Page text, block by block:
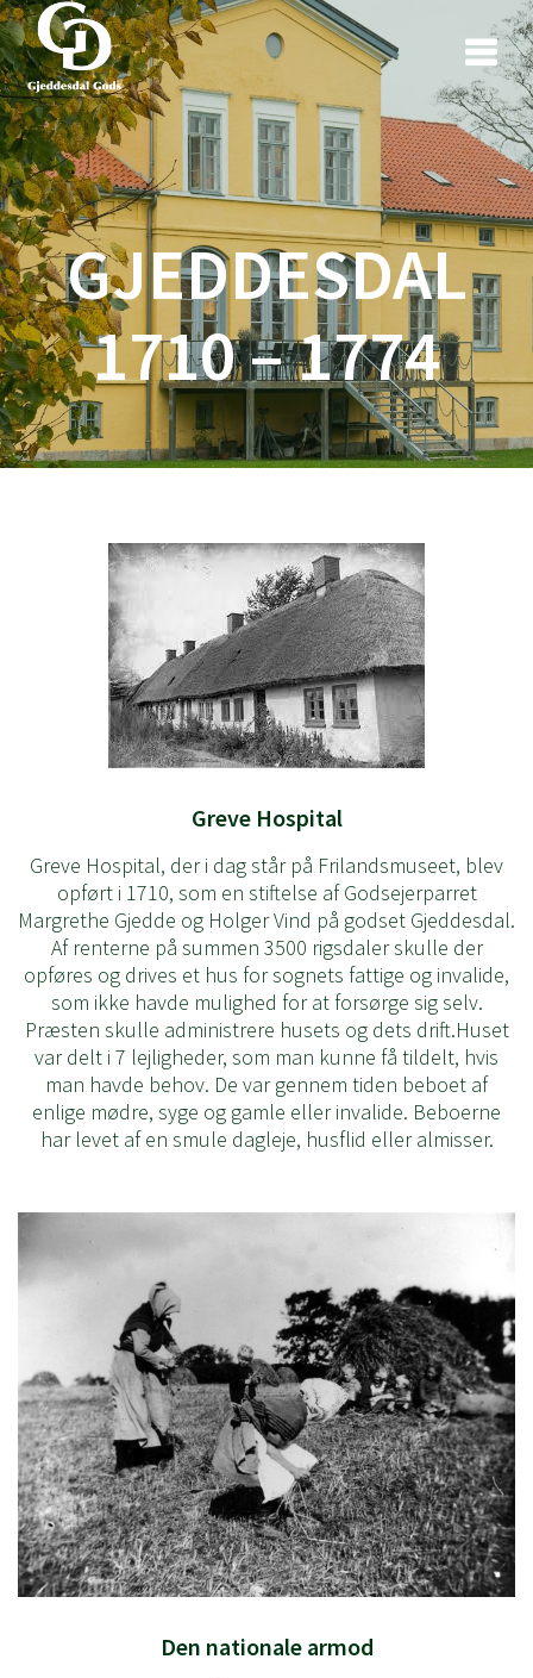
Skip
to
content
GJEDDESDAL
1710 – 1774
Greve Hospital
Greve Hospital, der i dag står på Frilandsmuseet, blev
opført i 1710, som en stiftelse af Godsejerparret
Margrethe Gjedde og Holger Vind på godset Gjeddesdal.
Af renterne på summen 3500 rigsdaler skulle der
opføres og drives et hus for sognets fattige og invalide,
som ikke havde mulighed for at forsørge sig selv.
Præsten skulle administrere husets og dets drift.Huset
var delt i 7 lejligheder, som man kunne få tildelt, hvis
man havde behov. De var gennem tiden beboet af
enlige mødre, syge og gamle eller invalide. Beboerne
har levet af en smule dagleje, husflid eller almisser.
Den nationale armod